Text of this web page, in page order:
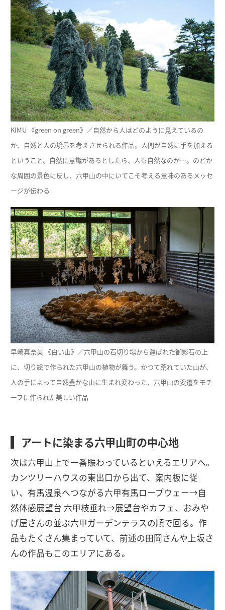
KIMU 《green on green》／自然から人はどのように見えているの
か、自然と人の境界を考えさせられる作品。人間が自然に手を加える
ということ、自然に意識があるとしたら、人も自然なのか…。のどか
な周囲の景色に反し、六甲山の中にいてこそ考える意味のあるメッセ
ージが伝わる
早崎真奈美 《白い山》／六甲山の石切り場から運ばれた御影石の上
に、切り絵で作られた六甲山の植物が舞う。かつて荒れていた山が、
人の手によって自然豊かな山に生まれ変わった、六甲山の変遷をモチ
ーフに作られた美しい作品
アートに染まる六甲山町の中心地
次は六甲山上で一番賑わっているといえるエリアへ。
カンツリーハウスの東出口から出て、案内板に従
い、有馬温泉へつながる六甲有馬ロープウェー→自
然体感展望台 六甲枝垂れ→展望台やカフェ、おみや
げ屋さんの並ぶ六甲ガーデンテラスの順で回る。作
品もたくさん集まっていて、前述の田岡さんや上坂さ
んの作品もこのエリアにある。